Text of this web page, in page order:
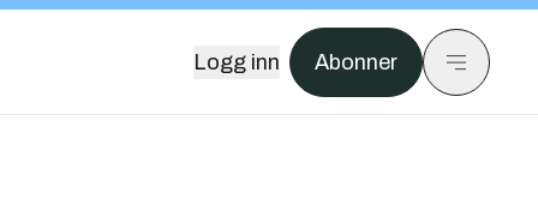
Logg inn Abonner